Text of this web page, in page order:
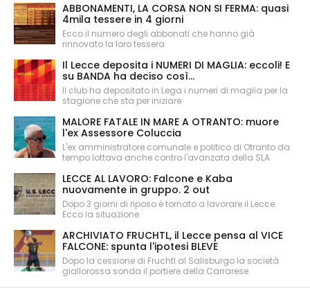
ABBONAMENTI, LA CORSA NON SI FERMA: quasi
4mila tessere in 4 giorni
Ecco il numero degli abbonati che hanno già
rinnovato la loro tessera
Il Lecce deposita i NUMERI DI MAGLIA: eccoli! E
su BANDA ha deciso così...
Il club ha depositato in Lega i numeri di maglia per la
stagione che sta per iniziare
MALORE FATALE IN MARE A OTRANTO: muore
l'ex Assessore Coluccia
L'ex amministratore comunale e politico di Otranto da
tempo lottava anche contro l'avanzata della SLA
LECCE AL LAVORO: Falcone e Kaba
nuovamente in gruppo. 2 out
Dopo 3 giorni di riposo è tornato a lavorare il Lecce.
Ecco la situazione
ARCHIVIATO FRUCHTL, il Lecce pensa al VICE
FALCONE: spunta l'ipotesi BLEVE
Dopo la cessione di Fruchtl al Salisburgo la società
giallorossa sonda il portiere della Carrarese